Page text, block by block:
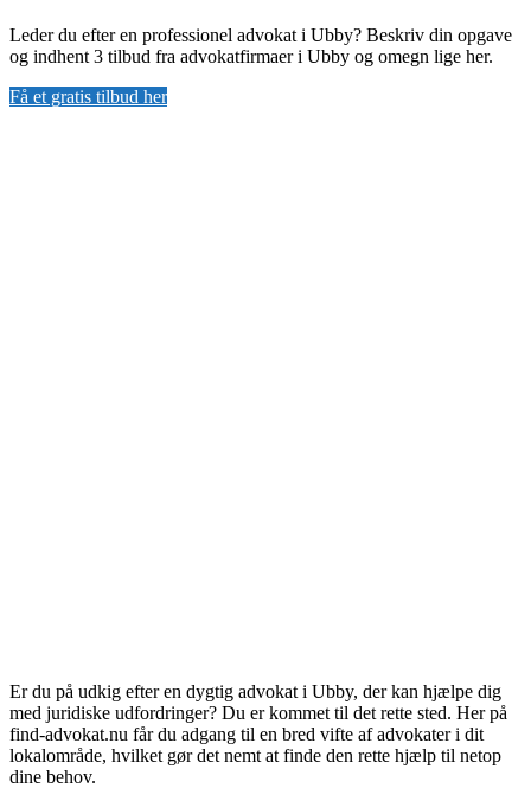
Leder du efter en professionel advokat i Ubby? Beskriv din opgave
og indhent 3 tilbud fra advokatfirmaer i Ubby og omegn lige her.
Få et gratis tilbud her
Er du på udkig efter en dygtig advokat i Ubby, der kan hjælpe dig
med juridiske udfordringer? Du er kommet til det rette sted. Her på
find-advokat.nu får du adgang til en bred vifte af advokater i dit
lokalområde, hvilket gør det nemt at finde den rette hjælp til netop
dine behov.